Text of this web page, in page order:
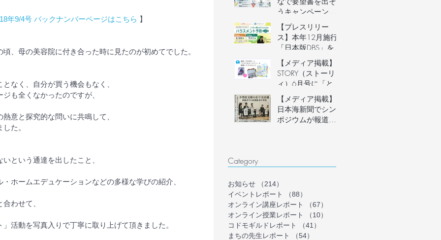
年9/4号 バックナンバーページはこちら 】
、母の美容院に付き合った時に見たのが初めてでした。
なく、自分が買う機会もなく、
も全くなかったのですが、
意と探究的な問いに共鳴して、
た。
という通達を出したこと、
ホームエデュケーションなどの多様な学びの紹介、
わせて、
活動を写真入りで丁寧に取り上げて頂きました。
介されました！
うキャンペーン」
のご案内&7月3日
説明会開催
【プレスリリー
ス】本年12月施行
「日本版DBS」を見
据え、フリースク
ール運営者など子
どもに関わる大人
メント予防講座」
を6月20日(土)にオ
ンライン開催。フ
【メディア掲載】
STORY（ストーリ
ィ）6月号に「とま
り木オンライン」
を掲載いただきま
した！
【メディア掲載】
日本海新聞でシン
ポジウムが報道さ
Category
お知らせ （214）
イベントレポート
（88）
オンライン講座レポート
（67）
オンライン授業レポート
（10）
コドモギルドレポート
（41）
まちの先生レポート
（54）